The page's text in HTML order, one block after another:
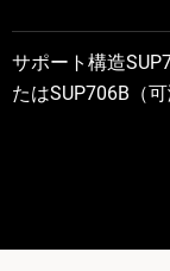
サポート構造
たはSUP706B（